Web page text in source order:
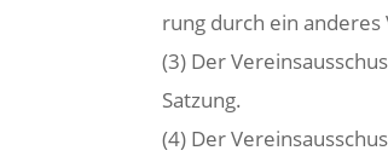
rung durch ein
(3) Der
Satzung.
(4) Der